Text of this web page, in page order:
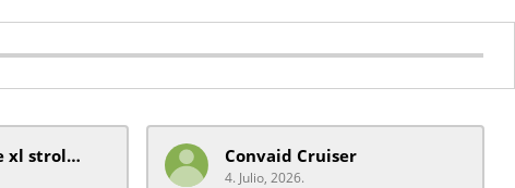
mobiquip/coche xl stroller Convaid Cruiser
4. Julio, 2026.